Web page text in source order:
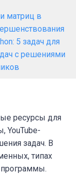
матриц в
5 задач для
с решениями
ресурсы для
YouTube-
задач. В
типах